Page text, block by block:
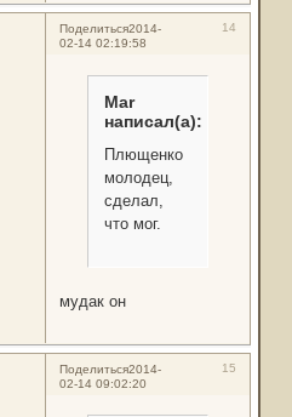
Поделиться 14
2014-
02-14 02:19:58
Mar
написал(а):
Плющенко
молодец,
сделал,
что мог.
мудак он
Поделиться 15
2014-
02-14 09:02:20